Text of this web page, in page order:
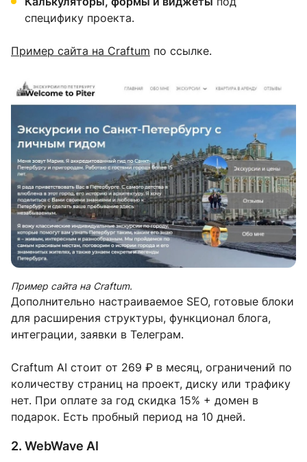
специфику проекта.
Пример сайта на Craftum по ссылке.
Пример сайта на Craftum.
Дополнительно настраиваемое SEO, готовые блоки
для расширения структуры, функционал блога,
интеграции, заявки в Телеграм.
Craftum AI стоит от 269 ₽ в месяц, ограничений по
количеству страниц на проект, диску или трафику
нет. При оплате за год скидка 15% + домен в
подарок. Есть пробный период на 10 дней.
2. WebWave AI